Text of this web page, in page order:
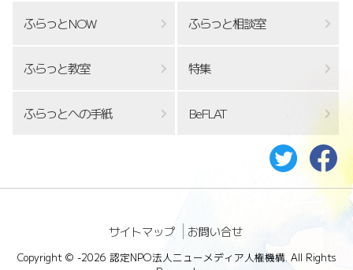
ふらっとNOW ふらっと相談室
ふらっと教室 特集
ふらっとへの手紙 BeFLAT
サイトマップ お問い合せ
Copyright © -2026 認定NPO法人ニューメディア人権機構. All Rights